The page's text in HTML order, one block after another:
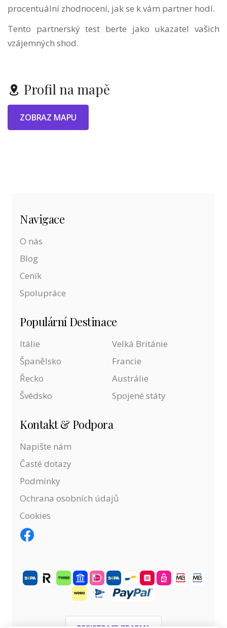
procentuální zhodnocení, jak se k vám partner hodí.
Tento partnerský test berte jako ukazatel vašich
vzájemných shod.
Profil na mapě
ZOBRAZ MAPU
Navigace
O nás
Blog
Ceník
Spolupráce
Populární Destinace
Itálie
Španělsko
Řecko
Švédsko
Velká Británie
Francie
Austrálie
Spojené státy
Kontakt & Podpora
Napište nám
Časté dotazy
Podmínky
Ochrana osobních údajů
Cookies